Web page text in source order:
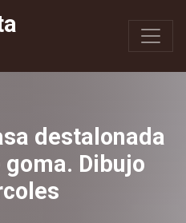
destalonada
Dibujo